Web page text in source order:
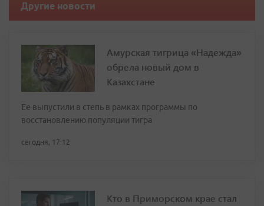
Другие новости
Амурская тигрица «Надежда»
обрела новый дом в
Казахстане
Ее выпустили в степь в рамках программы по
восстановлению популяции тигра
сегодня, 17:12
Кто в Приморском крае стал